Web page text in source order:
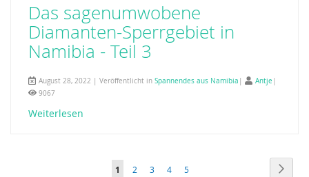
Das sagenumwobene
Diamanten-Sperrgebiet in
Namibia - Teil 3
August 28, 2022 | Veröffentlicht in Spannendes aus Namibia Antje
9067
Weiterlesen
Seite
Sie
1 Seite
2 Seite
3 Seite
4 Seite
5